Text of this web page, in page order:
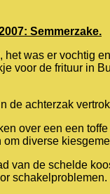
Semmerzake.
het was er vochtig
voor de frituur in
de achterzak
over een een
om diverse
van de schelde
schakelproblemen.